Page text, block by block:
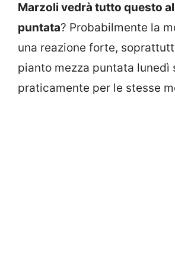
Marzoli vedrà tutto questo
puntata? Probabilmente la
una reazione forte,
pianto mezza puntata lunedì
praticamente per le stesse